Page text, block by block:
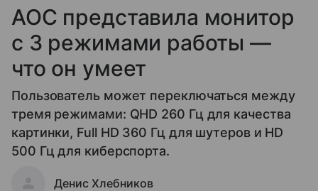
AOC представила монитор
с 3 режимами работы —
что он умеет
Пользователь может переключаться между
тремя режимами: QHD 260 Гц для качества
картинки, Full HD 360 Гц для шутеров и HD
500 Гц для киберспорта.
Денис Хлебников